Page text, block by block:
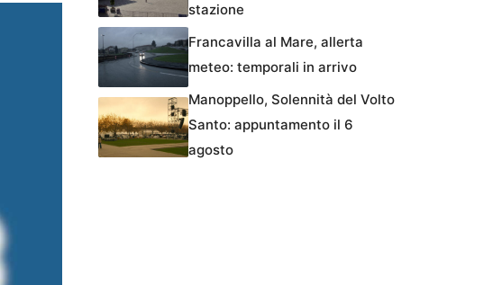
stazione
Francavilla al Mare, allerta
meteo: temporali in arrivo
Manoppello, Solennità del Volto
Santo: appuntamento il 6
agosto